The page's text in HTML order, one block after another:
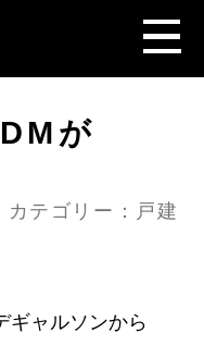
が
テゴリー：戸建
ギャルソンから